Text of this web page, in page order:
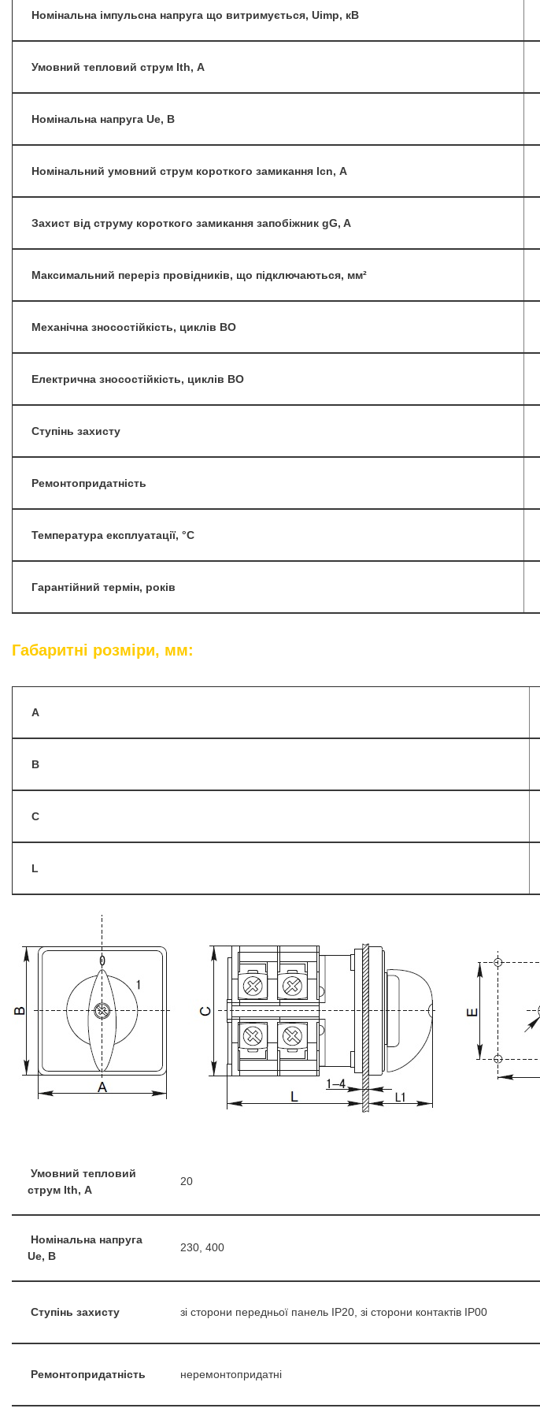
Номінальна імпульсна напруга що витримується, Uimp, кВ
Умовний тепловий струм Ith, А
Номінальна напруга Ue, B
Номінальний умовний струм короткого замикання lcn, А
Захист від струму короткого замикання запобіжник gG, A
Максимальний переріз провідників, що підключаються, мм²
Механічна зносостійкість, циклів ВО
Електрична зносостійкість, циклів ВО
Ступінь захисту
Ремонтопридатність
Температура експлуатації, °С
Гарантійний термін, років
Габаритні розміри, мм:
A
B
C
L
Умовний тепловий
струм Ith, А
20
Номінальна напруга
Ue, B
230, 400
Ступінь захисту зі сторони передньої панель IP20, зі сторони контактів IP00
Ремонтопридатність неремонтопридатні